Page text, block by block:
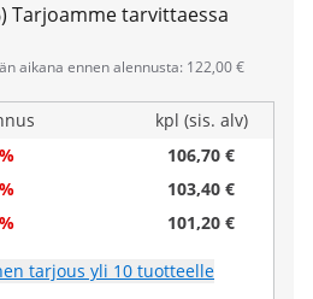
Tarjoamme tarvittaessa
aikana ennen alennusta: 122,00 €
kpl (sis. alv)
106,70 €
103,40 €
101,20 €
tarjous yli 10 tuotteelle